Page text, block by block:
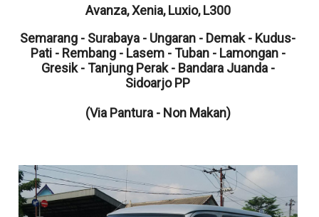
Avanza,Xenia,Luxio, L300
Semarang - Surabaya - Ungaran - Demak - Kudus-
Pati - Rembang - Lasem - Tuban - Lamongan -
Gresik - Tanjung Perak - Bandara Juanda -
Sidoarjo PP
(Via Pantura - Non Makan)